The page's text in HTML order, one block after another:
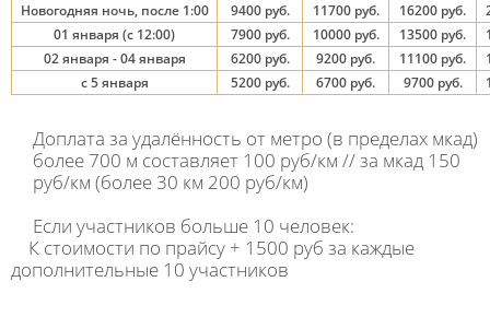
Новогодняя ночь, после 1:00
9400 руб. 11700 руб. 16200 руб.
01 января (с 12:00)
7900 руб. 10000 руб. 13500 руб.
02 января - 04 января
6200 руб. 9200 руб. 11100 руб.
с 5 января
5200 руб. 6700 руб. 9700 руб.
Доплата за удалённость от метро (в пределах мкад)
более 700 м составляет 100 руб/км // за мкад 150
руб/км (более 30 км 200 руб/км)
Если участников больше 10 человек:
К стоимости по прайсу + 1500 руб за каждые
дополнительные 10 участников